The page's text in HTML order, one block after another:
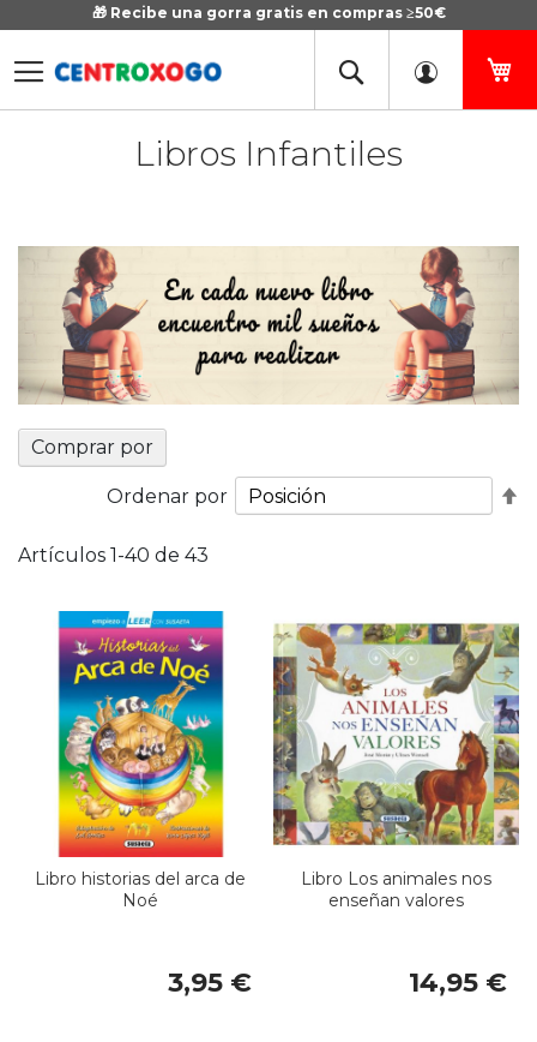
🎁 Recibe una gorra gratis en compras ≥50€
Ir
Libros Infantiles
Comprar por
Artículos 1-40 de 43
Ordenar por
Libro historias del arca de
Noé
3,95 €
Libro Los animales nos
enseñan valores
14,95 €